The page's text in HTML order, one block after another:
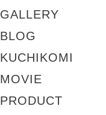
GALLERY
BLOG
KUCHIKOMI
MOVIE
PRODUCT